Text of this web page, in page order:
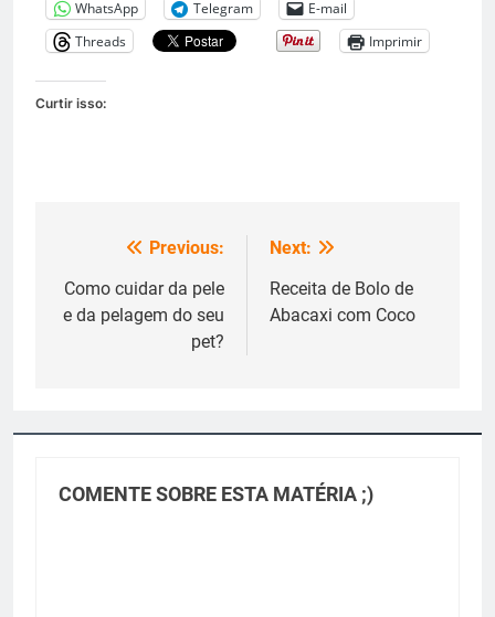
WhatsApp Telegram
E-mail
Threads
Imprimir
Curtir isso:
Navegação
de
Post
Previous:
Como cuidar da pele
e da pelagem do seu
pet?
Next:
Receita de Bolo de
Abacaxi com Coco
COMENTE SOBRE ESTA MATÉRIA ;)